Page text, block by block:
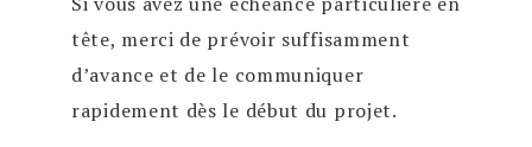
tête, merci de prévoir suffisamment
d’avance et de le communiquer
rapidement dès le début du projet.